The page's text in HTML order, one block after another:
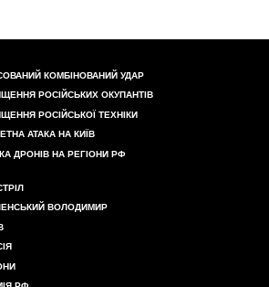
КОМБІНОВАНИЙ УДАР
РОСІЙСЬКИХ ОКУПАНТІВ
РОСІЙСЬКОЇ ТЕХНІКИ
АТАКА НА КИЇВ
ДРОНІВ НА РЕГІОНИ РФ
ВОЛОДИМИР